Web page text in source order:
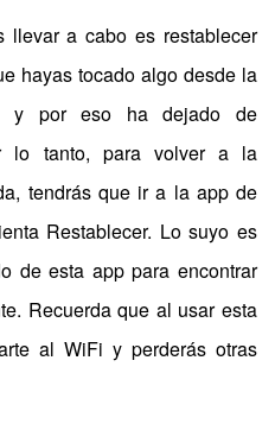
llevar a cabo es restablecer
hayas tocado algo desde la
y por eso ha dejado de
lo tanto, para volver a la
tendrás que ir a la app de
Restablecer. Lo suyo es
de esta app para encontrar
Recuerda que al usar esta
al WiFi y perderás otras